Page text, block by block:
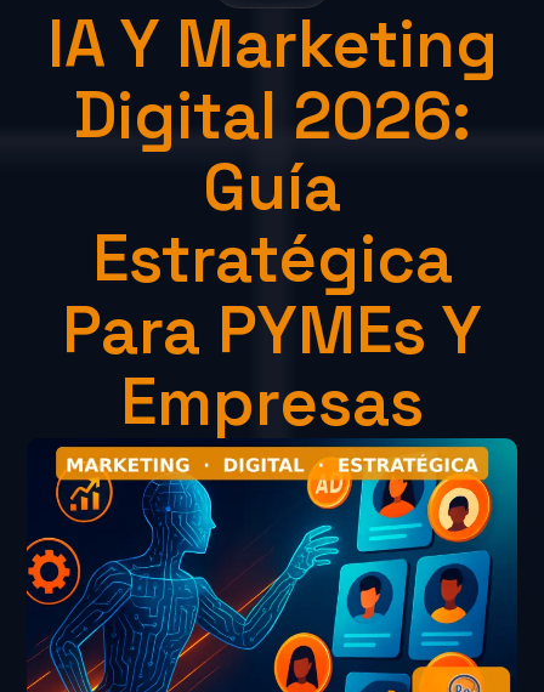
IA Y Marketing
Digital 2026:
Guía
Estratégica
Para PYMEs Y
Empresas